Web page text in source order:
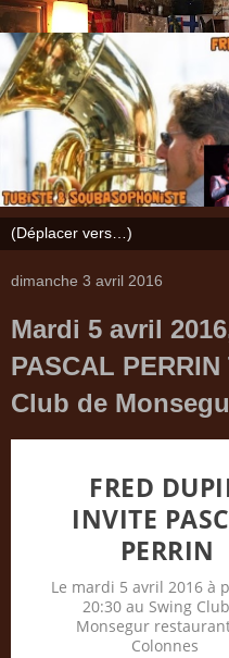
dimanche 3 avril 2016
Mardi 5 avril
PASCAL
Club de
FRED
INVITE
PERRIN
Le mardi 5 avril 2016 à
20:30 au Swing
Monsegur
Colonnes